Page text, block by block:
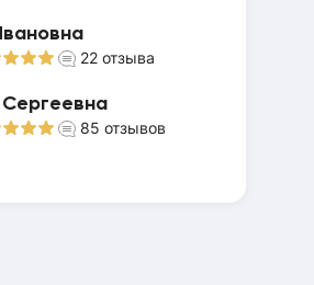
22 отзыва
85 отзывов